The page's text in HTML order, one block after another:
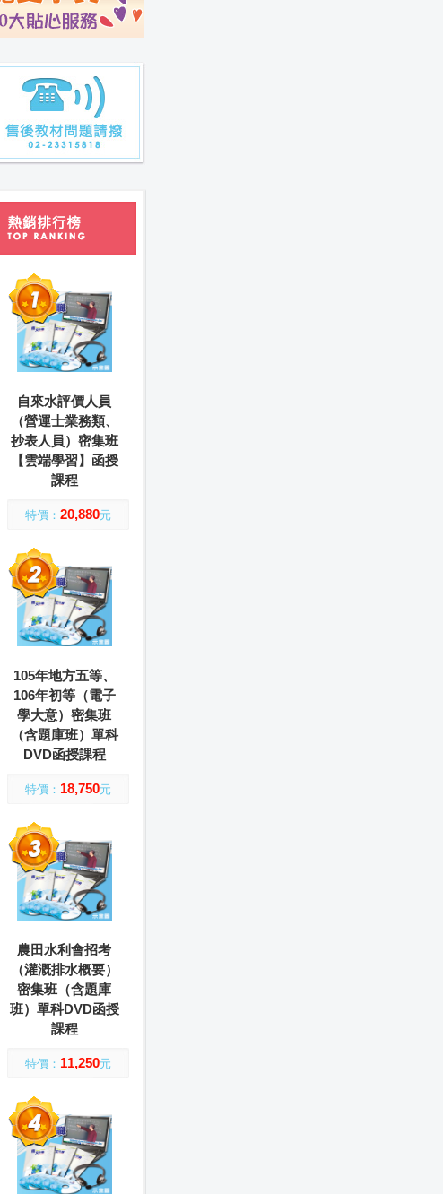
自來水評價人員
（營運士業務類、
抄表人員）密集班
【雲端學習】函授
課程
特價： 20,880元
105年地方五等、
106年初等（電子
學大意）密集班
（含題庫班）單科
DVD函授課程
特價： 18,750元
農田水利會招考
（灌溉排水概要）
密集班（含題庫
班）單科DVD函授
課程
特價： 11,250元